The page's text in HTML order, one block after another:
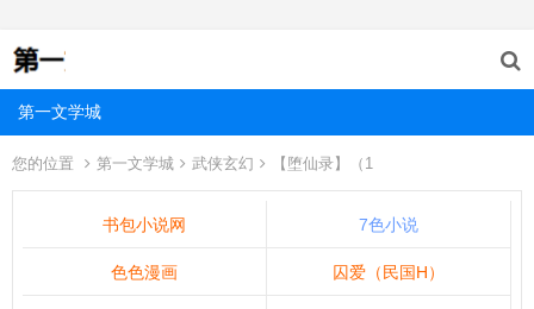
第一文学城
您的位置 第一文学城 武侠玄幻 【堕仙录】（1
书包小说网 7色小说
色色漫画 囚爱（民国H）